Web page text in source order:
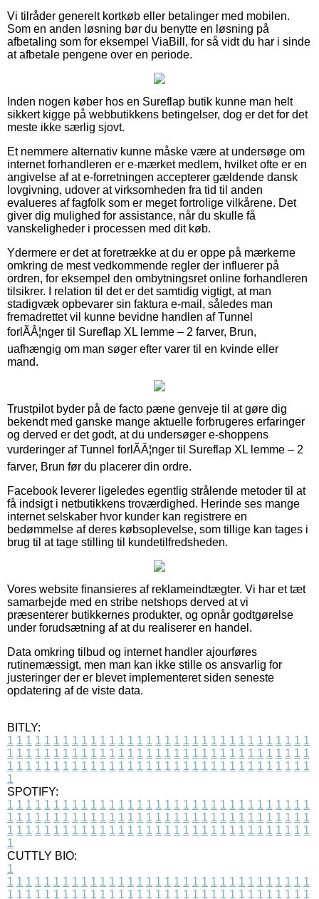
Vi tilråder generelt kortkøb eller betalinger med mobilen.
Som en anden løsning bør du benytte en løsning på
afbetaling som for eksempel ViaBill, for så vidt du har i sinde
at afbetale pengene over en periode.
Inden nogen køber hos en Sureflap butik kunne man helt
sikkert kigge på webbutikkens betingelser, dog er det for det
meste ikke særlig sjovt.
Et nemmere alternativ kunne måske være at undersøge om
internet forhandleren er e-mærket medlem, hvilket ofte er en
angivelse af at e-forretningen accepterer gældende dansk
lovgivning, udover at virksomheden fra tid til anden
evalueres af fagfolk som er meget fortrolige vilkårene. Det
giver dig mulighed for assistance, når du skulle få
vanskeligheder i processen med dit køb.
Ydermere er det at foretrække at du er oppe på mærkerne
omkring de mest vedkommende regler der influerer på
ordren, for eksempel den ombytningsret online forhandleren
tilsikrer. I relation til det er det samtidig vigtigt, at man
stadigvæk opbevarer sin faktura e-mail, således man
fremadrettet vil kunne bevidne handlen af Tunnel
forlÃÂ¦nger til Sureflap XL lemme – 2 farver, Brun,
uafhængig om man søger efter varer til en kvinde eller
mand.
Trustpilot byder på de facto pæne genveje til at gøre dig
bekendt med ganske mange aktuelle forbrugeres erfaringer
og derved er det godt, at du undersøger e-shoppens
vurderinger af Tunnel forlÃÂ¦nger til Sureflap XL lemme – 2
farver, Brun før du placerer din ordre.
Facebook leverer ligeledes egentlig strålende metoder til at
få indsigt i netbutikkens troværdighed. Herinde ses mange
internet selskaber hvor kunder kan registrere en
bedømmelse af deres købsoplevelse, som tillige kan tages i
brug til at tage stilling til kundetilfredsheden.
Vores website finansieres af reklameindtægter. Vi har et tæt
samarbejde med en stribe netshops derved at vi
præsenterer butikkernes produkter, og opnår godtgørelse
under forudsætning af at du realiserer en handel.
Data omkring tilbud og internet handler ajourføres
rutinemæssigt, men man kan ikke stille os ansvarlig for
justeringer der er blevet implementeret siden seneste
opdatering af de viste data.
BITLY:
1 1 1 1 1 1 1 1 1 1 1 1 1 1 1 1 1 1 1 1 1 1 1 1 1 1 1 1 1 1 1 1 1
1 1 1 1 1 1 1 1 1 1 1 1 1 1 1 1 1 1 1 1 1 1 1 1 1 1 1 1 1 1 1 1 1
1 1 1 1 1 1 1 1 1 1 1 1 1 1 1 1 1 1 1 1 1 1 1 1 1 1 1 1 1 1 1 1 1
1
SPOTIFY:
1 1 1 1 1 1 1 1 1 1 1 1 1 1 1 1 1 1 1 1 1 1 1 1 1 1 1 1 1 1 1 1 1
1 1 1 1 1 1 1 1 1 1 1 1 1 1 1 1 1 1 1 1 1 1 1 1 1 1 1 1 1 1 1 1 1
1 1 1 1 1 1 1 1 1 1 1 1 1 1 1 1 1 1 1 1 1 1 1 1 1 1 1 1 1 1 1 1 1
1
CUTTLY BIO:
1
1 1 1 1 1 1 1 1 1 1 1 1 1 1 1 1 1 1 1 1 1 1 1 1 1 1 1 1 1 1 1 1 1
1 1 1 1 1 1 1 1 1 1 1 1 1 1 1 1 1 1 1 1 1 1 1 1 1 1 1 1 1 1 1 1 1